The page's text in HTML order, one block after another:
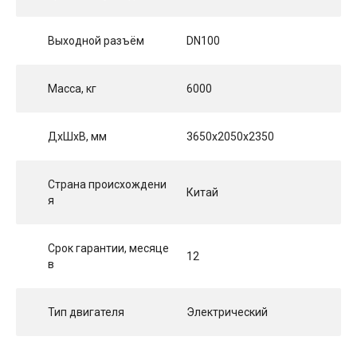
Выходной разъём DN100
Масса, кг 6000
ДхШхВ, мм 3650x2050x2350
Страна происхождени
я
Китай
Срок гарантии, месяце
в
12
Тип двигателя Электрический